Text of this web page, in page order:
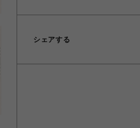
シェアする